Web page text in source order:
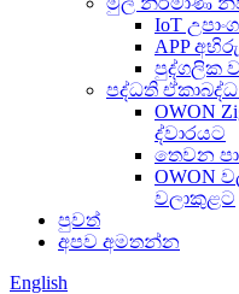
IoT
APP
පුද්ගලික
පද්ධති
OWON
ද්වාරයට
තෙවන
OWON
වලාකුළට
පුවත්
අපව අමතන්න
English